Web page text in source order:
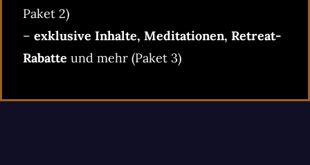
Paket 2)
– exklusive Inhalte, Meditationen, Retreat-
Rabatte und mehr (Paket 3)